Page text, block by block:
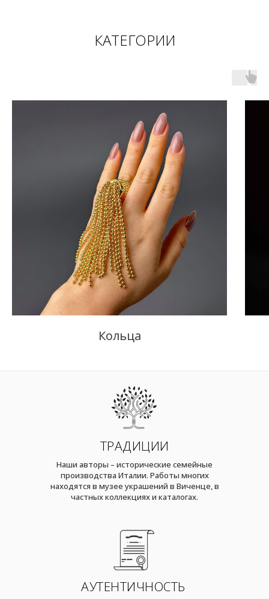
КАТЕГОРИИ
Кольца
ТРАДИЦИИ
Наши авторы – исторические семейные
производства Италии. Работы многих
находятся в музее украшений в Виченце, в
частных коллекциях и каталогах.
АУТЕНТИЧНОСТЬ